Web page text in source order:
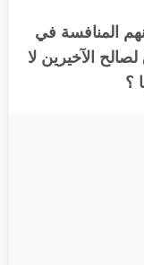
المنافسة في
الآخيرين لا
؟